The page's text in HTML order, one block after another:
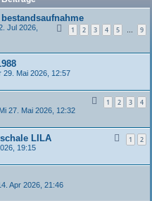
1 2 3 4 5 … 9
Jul 2026,
29. Mai 2026, 12:57
1 2 3 4
Mi 27. Mai 2026, 12:32
LILA 1 2
19:15
Apr 2026, 21:46